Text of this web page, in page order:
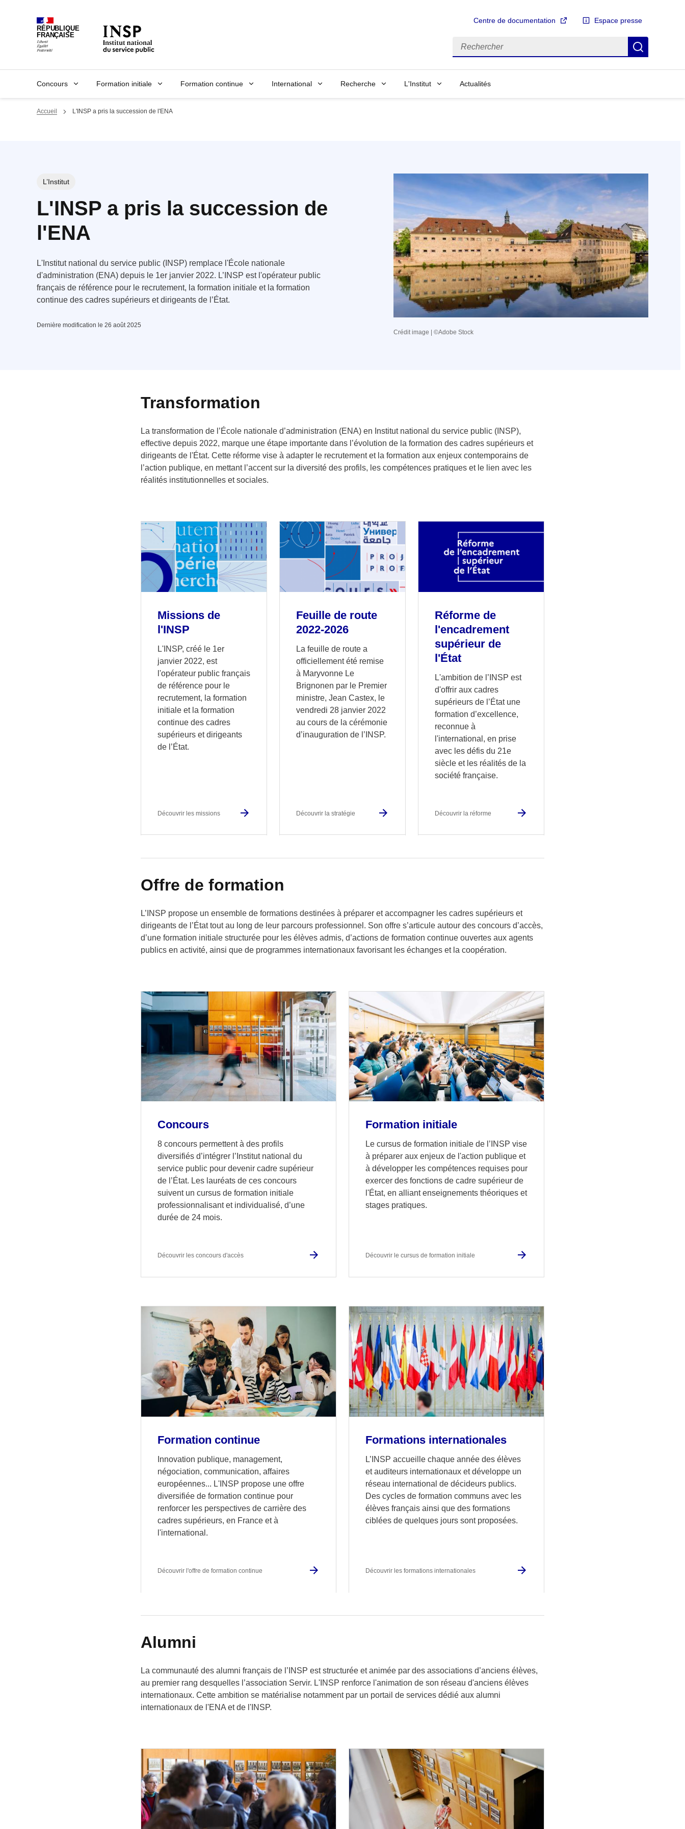
RÉPUBLIQUE
FRANÇAISE
Centre de documentation Espace presse
Rechercher
Concours Formation initiale Formation continue International Recherche L'Institut Actualités
Accueil L'INSP a pris la succession de l'ENA
L’Institut
L'INSP a pris la succession de
l'ENA
L'Institut national du service public (INSP) remplace l'École nationale
d'administration (ENA) depuis le 1er janvier 2022. L’INSP est l'opérateur public
français de référence pour le recrutement, la formation initiale et la formation
continue des cadres supérieurs et dirigeants de l’État.
Dernière modification le 26 août 2025
Crédit image | ©Adobe Stock
Transformation
La transformation de l’École nationale d’administration (ENA) en Institut national du service public (INSP),
effective depuis 2022, marque une étape importante dans l’évolution de la formation des cadres supérieurs et
dirigeants de l'État. Cette réforme vise à adapter le recrutement et la formation aux enjeux contemporains de
l’action publique, en mettant l’accent sur la diversité des profils, les compétences pratiques et le lien avec les
réalités institutionnelles et sociales.
Missions de
l'INSP
L'INSP, créé le 1er
janvier 2022, est
l'opérateur public français
de référence pour le
recrutement, la formation
initiale et la formation
continue des cadres
supérieurs et dirigeants
de l’État.
Découvrir les missions
Feuille de route
2022-2026
La feuille de route a
officiellement été remise
à Maryvonne Le
Brignonen par le Premier
ministre, Jean Castex, le
vendredi 28 janvier 2022
au cours de la cérémonie
d’inauguration de l’INSP.
Découvrir la stratégie
Réforme de
l'encadrement
supérieur de
l'État
L'ambition de l’INSP est
d'offrir aux cadres
supérieurs de l’État une
formation d’excellence,
reconnue à
l'international, en prise
avec les défis du 21e
siècle et les réalités de la
société française.
Découvrir la réforme
Offre de formation
L’INSP propose un ensemble de formations destinées à préparer et accompagner les cadres supérieurs et
dirigeants de l’État tout au long de leur parcours professionnel. Son offre s’articule autour des concours d’accès,
d’une formation initiale structurée pour les élèves admis, d’actions de formation continue ouvertes aux agents
publics en activité, ainsi que de programmes internationaux favorisant les échanges et la coopération.
Concours
8 concours permettent à des profils
diversifiés d’intégrer l’Institut national du
service public pour devenir cadre supérieur
de l’État. Les lauréats de ces concours
suivent un cursus de formation initiale
professionnalisant et individualisé, d’une
durée de 24 mois.
Découvrir les concours d'accès
Formation initiale
Le cursus de formation initiale de l’INSP vise
à préparer aux enjeux de l'action publique et
à développer les compétences requises pour
exercer des fonctions de cadre supérieur de
l'État, en alliant enseignements théoriques et
stages pratiques.
Découvrir le cursus de formation initiale
Formation continue
Innovation publique, management,
négociation, communication, affaires
européennes... L'INSP propose une offre
diversifiée de formation continue pour
renforcer les perspectives de carrière des
cadres supérieurs, en France et à
l'international.
Découvrir l'offre de formation continue
Formations internationales
L’INSP accueille chaque année des élèves
et auditeurs internationaux et développe un
réseau international de décideurs publics.
Des cycles de formation communs avec les
élèves français ainsi que des formations
ciblées de quelques jours sont proposées.
Découvrir les formations internationales
Alumni
La communauté des alumni français de l’INSP est structurée et animée par des associations d’anciens élèves,
au premier rang desquelles l’association Servir. L'INSP renforce l'animation de son réseau d'anciens élèves
internationaux. Cette ambition se matérialise notamment par un portail de services dédié aux alumni
internationaux de l'ENA et de l'INSP.